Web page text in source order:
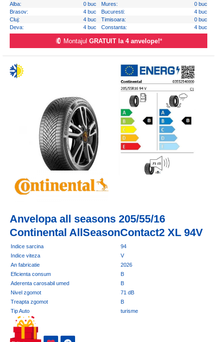
Alba:
0 buc Mures:
0 buc
Brasov:
4 buc Bucuresti:
4 buc
Cluj:
4 buc Timisoara:
0 buc
Deva:
4 buc Constanta: 4 buc
Montajul GRATUIT la 4 anvelope!*
Anvelopa all seasons 205/55/16
Continental AllSeasonContact2 XL 94V
Indice sarcina
94
Indice viteza
V
An fabricatie
2026
Eficienta consum
B
Aderenta carosabil umed
B
Nivel zgomot
71 dB
Treapta zgomot
B
Tip Auto
turisme